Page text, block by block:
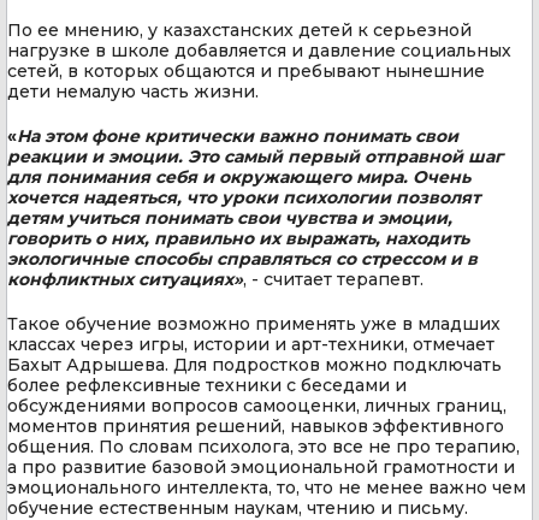
По ее мнению, у казахстанских детей к серьезной
нагрузке в школе добавляется и давление социальных
сетей, в которых общаются и пребывают нынешние
дети немалую часть жизни.
«На этом фоне критически важно понимать свои
реакции и эмоции. Это самый первый отправной шаг
для понимания себя и окружающего мира. Очень
хочется надеяться, что уроки психологии позволят
детям учиться понимать свои чувства и эмоции,
говорить о них, правильно их выражать, находить
экологичные способы справляться со стрессом и в
конфликтных ситуациях», - считает терапевт.
Такое обучение возможно применять уже в младших
классах через игры, истории и арт-техники, отмечает
Бахыт Адрышева. Для подростков можно подключать
более рефлексивные техники с беседами и
обсуждениями вопросов самооценки, личных границ,
моментов принятия решений, навыков эффективного
общения. По словам психолога, это все не про терапию,
а про развитие базовой эмоциональной грамотности и
эмоционального интеллекта, то, что не менее важно чем
обучение естественным наукам, чтению и письму.